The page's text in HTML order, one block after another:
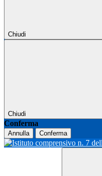
Chiudi
Chiudi
Conferma
Annulla Conferma